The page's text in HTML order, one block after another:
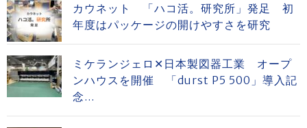
カウネット 「ハコ活。研究所」発足 初
年度はパッケージの開けやすさを研究
ミケランジェロ✕日本製図器工業 オープ
ンハウスを開催 「durst P5 500」導入記
念...